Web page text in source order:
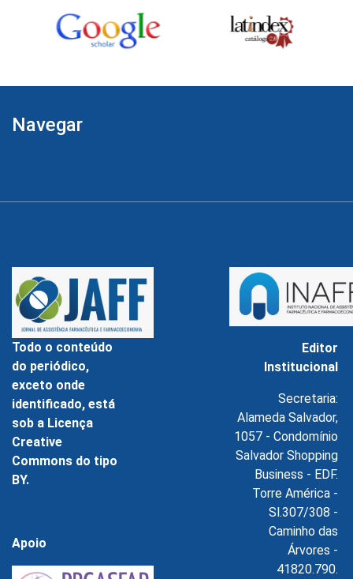
Navegar
Todo o conteúdo
do periódico,
exceto onde
identificado, está
sob a Licença
Creative
Commons do tipo
BY.
Apoio
Editor
Institucional
Secretaria:
Alameda Salvador,
1057 - Condomínio
Salvador Shopping
Business - EDF.
Torre América -
Sl.307/308 -
Caminho das
Árvores -
41820.790.